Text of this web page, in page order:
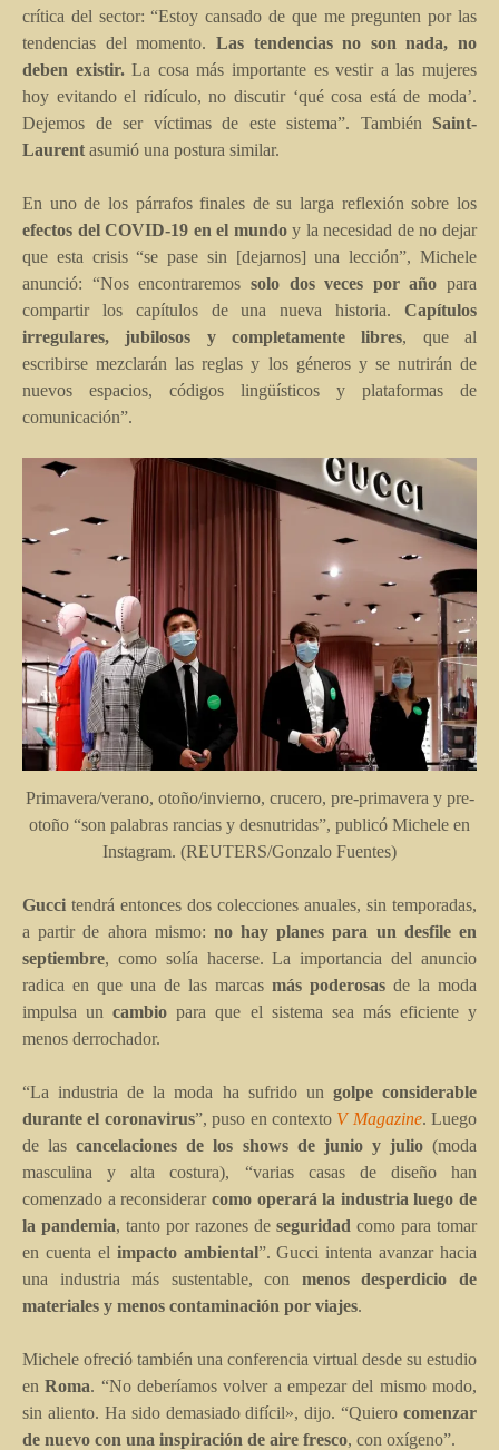
crítica del sector: “Estoy cansado de que me pregunten por las
tendencias del momento. Las tendencias no son nada, no
deben existir.La cosa más importante es vestir a las mujeres
hoy evitando el ridículo, no discutir ‘qué cosa está de moda’.
Dejemos de ser víctimas de este sistema”. También Saint-
Laurent asumió una postura similar.
En uno de los párrafos finales de su larga reflexión sobre los
efectos del COVID-19 en el mundoy la necesidad de no dejar
que esta crisis “se pase sin [dejarnos] una lección”, Michele
anunció: “Nos encontraremos solo dos veces por año para
compartir los capítulos de una nueva historia. Capítulos
irregulares, jubilosos y completamente libres, que al
escribirse mezclarán las reglas y los géneros y se nutrirán de
nuevos espacios, códigos lingüísticos y plataformas de
comunicación”.
Primavera/verano, otoño/invierno, crucero, pre-primavera y pre-
otoño “son palabras rancias y desnutridas”, publicó Michele en
Instagram. (REUTERS/Gonzalo Fuentes)
Gucci tendrá entonces dos colecciones anuales, sin temporadas,
a partir de ahora mismo: no hay planes para un desfile en
septiembre, como solía hacerse. La importancia del anuncio
radica en que una de las marcas más poderosas de la moda
impulsa uncambio para que el sistema sea más eficiente y
menos derrochador.
“La industria de la moda ha sufrido un golpe considerable
durante el coronavirus”, puso en contexto V Magazine. Luego
de lascancelaciones de los shows de junio y julio(moda
masculina y alta costura), “varias casas de diseño han
comenzado a reconsiderar como operará la industria luego de
la pandemia, tanto por razones de seguridad como para tomar
en cuenta el impacto ambiental”. Gucci intenta avanzar hacia
una industria más sustentable, con menos desperdicio de
materiales y menos contaminación por viajes.
Michele ofreció también una conferencia virtual desde su estudio
enRoma. “No deberíamos volver a empezar del mismo modo,
sin aliento. Ha sido demasiado difícil», dijo. “Quiero comenzar
de nuevo con una inspiración de aire fresco, con oxígeno”.